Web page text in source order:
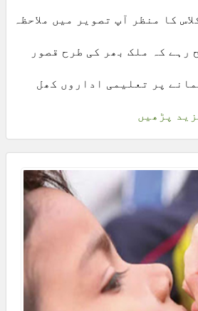
کا منظر آپ تصویر میں ملاحظہ
رہے کہ ملک بھر کی طرح قصور
پر تعلیمی اداروں کھل
پڑھیں